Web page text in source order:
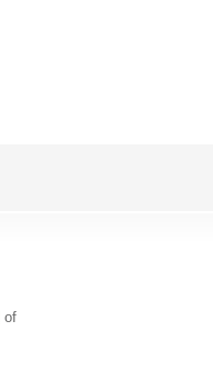
of